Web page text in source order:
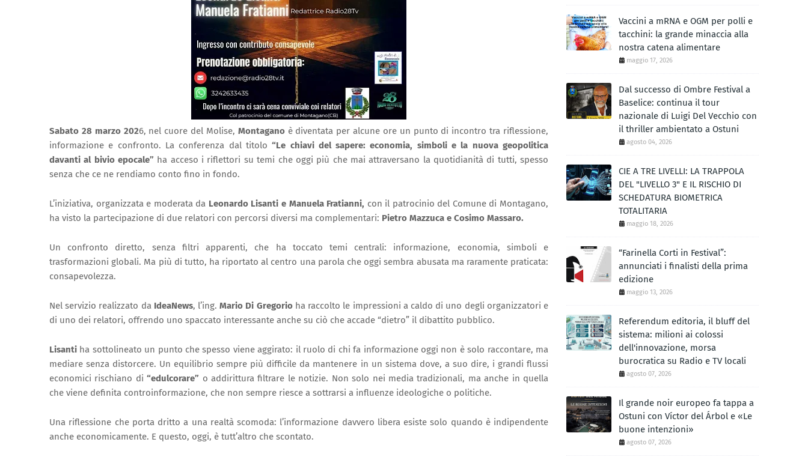
Sabato 28 marzo 2026, nel cuore del Molise, Montaganoè diventata per alcune ore un punto di incontro tra riflessione,
informazione e confronto. La conferenza dal titolo“Le chiavi del sapere: economia, simboli e la nuova geopolitica
davanti al bivio epocale” ha acceso i riflettori su temi che oggi più che mai attraversano la quotidianità di tutti, spesso
senza che ce ne rendiamo conto fino in fondo.
L’iniziativa, organizzata e moderata da Leonardo Lisanti e Manuela Fratianni, con il patrocinio del Comune di Montagano,
ha visto la partecipazione di due relatori con percorsi diversi ma complementari: Pietro Mazzuca e Cosimo Massaro.
Un confronto diretto, senza filtri apparenti, che ha toccato temi centrali: informazione, economia, simboli e
trasformazioni globali. Ma più di tutto, ha riportato al centro una parola che oggi sembra abusata ma raramente praticata:
consapevolezza.
Nel servizio realizzato da IdeaNews, l’ing.Mario Di Gregorioha raccolto le impressioni a caldo di uno degli organizzatori e
di uno dei relatori, offrendo uno spaccato interessante anche su ciò che accade “dietro” il dibattito pubblico.
Lisanti ha sottolineato un punto che spesso viene aggirato: il ruolo di chi fa informazione oggi non è solo raccontare, ma
mediare senza distorcere. Un equilibrio sempre più difficile da mantenere in un sistema dove, a suo dire, i grandi flussi
economici rischiano di“edulcorare” o addirittura filtrare le notizie. Non solo nei media tradizionali, ma anche in quella
che viene definita controinformazione, che non sempre riesce a sottrarsi a influenze ideologiche o politiche.
Una riflessione che porta dritto a una realtà scomoda: l’informazione davvero libera esiste solo quando è indipendente
anche economicamente. E questo, oggi, è tutt’altro che scontato.
Vaccini a mRNA e OGM per polli e
tacchini: la grande minaccia alla
nostra catena alimentare
maggio 17, 2026
Dal successo di Ombre Festival a
Baselice: continua il tour
nazionale di Luigi Del Vecchio con
il thriller ambientato a Ostuni
agosto 04, 2026
CIE A TRE LIVELLI: LA TRAPPOLA
DEL "LIVELLO 3" E IL RISCHIO DI
SCHEDATURA BIOMETRICA
TOTALITARIA
maggio 18, 2026
“Farinella Corti in Festival”:
annunciati i finalisti della prima
edizione
maggio 13, 2026
Referendum editoria, il bluff del
sistema: milioni ai colossi
dell'innovazione, morsa
burocratica su Radio e TV locali
agosto 07, 2026
Il grande noir europeo fa tappa a
Ostuni con Víctor del Árbol e «Le
buone intenzioni»
agosto 07, 2026